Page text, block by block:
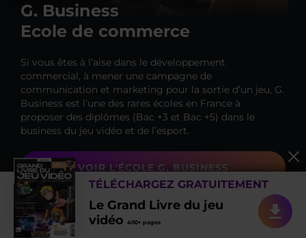
G. Business
Ecole de commerce
Si vous êtes à l’aise dans le développement
commercial, à mener une campagne de
communication et marketing pour la sortie d’un jeu, G.
Business est l’une des rares écoles en France à
proposer des diplômes (Bac +3 et Bac +5) dans le
business du jeu vidéo et de l’esport.
VOIR L'ÉCOLE G. BUSINESS
DOCUMENTATION
TÉLÉCHARGEZ GRATUITEMENT
Le Grand Livre du jeu
vidéo 400+ pages